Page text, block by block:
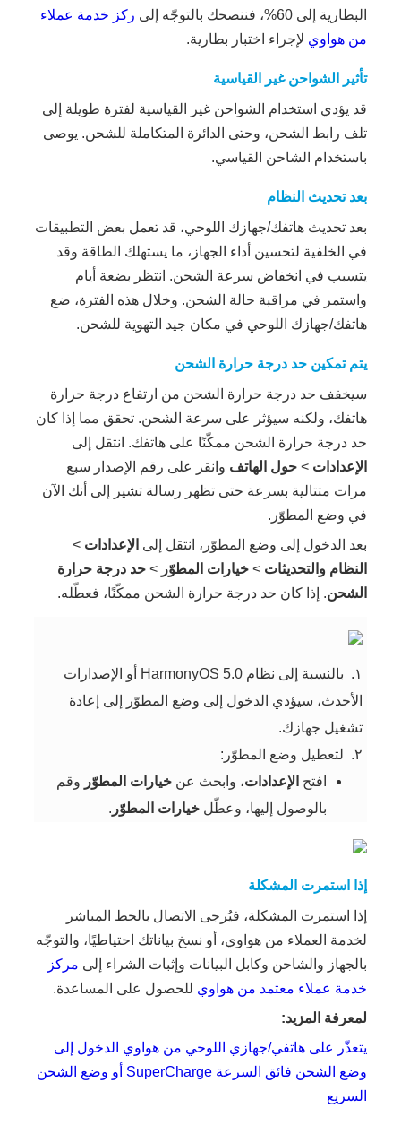
البطارية إلى 60%، فننصحك بالتوجّه إلى
ركز خدمة عملاء
من هواوي لإجراء اختبار بطارية.
تأثير الشواحن غير القياسية
قد يؤدي استخدام الشواحن غير القياسية لفترة طويلة إلى
تلف رابط الشحن، وحتى الدائرة المتكاملة للشحن. يوصى
باستخدام الشاحن القياسي.
بعد تحديث النظام
بعد تحديث هاتفك/جهازك اللوحي، قد تعمل بعض التطبيقات
في الخلفية لتحسين أداء الجهاز، ما يستهلك الطاقة وقد
يتسبب في انخفاض سرعة الشحن. انتظر بضعة أيام
واستمر في مراقبة حالة الشحن. وخلال هذه الفترة، ضع
هاتفك/جهازك اللوحي في مكان جيد التهوية للشحن.
يتم تمكين حد درجة حرارة الشحن
سيخفف حد درجة حرارة الشحن من ارتفاع درجة حرارة
هاتفك، ولكنه سيؤثر على سرعة الشحن. تحقق مما إذا كان
حد درجة حرارة الشحن ممكّنًا على هاتفك. انتقل إلى
الإعدادات >حول الهاتف وانقر على رقم الإصدار سبع
مرات متتالية بسرعة حتى تظهر رسالة تشير إلى أنك الآن
في وضع المطوّر.
بعد الدخول إلى وضع المطوّر، انتقل إلى الإعدادات >
النظام والتحديثات >خيارات المطوّر >حد درجة حرارة
الشحن. إذا كان حد درجة حرارة الشحن ممكّنًا، فعطّله.
١.
بالنسبة إلى نظام HarmonyOS 5.0 أو الإصدارات
الأحدث، سيؤدي الدخول إلى وضع المطوّر إلى إعادة
تشغيل جهازك.
٢.
لتعطيل وضع المطوّر:
افتح الإعدادات، وابحث عنخيارات المطوّر وقم
بالوصول إليها، وعطّلخيارات المطوّر .
إذا استمرت المشكلة
إذا استمرت المشكلة، فيُرجى الاتصال بالخط المباشر
لخدمة العملاء من هواوي، أو نسخ بياناتك احتياطيًا، والتوجّه
بالجهاز والشاحن وكابل البيانات وإثبات الشراء إلى مركز
خدمة عملاء معتمد من هواوي للحصول على المساعدة.
لمعرفة المزيد:
يتعذّر على هاتفي/جهازي اللوحي من هواوي الدخول إلى
وضع الشحن فائق السرعة SuperCharge أو وضع الشحن
السريع